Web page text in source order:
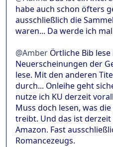
habe auch schon öfters
ausschließlich die
waren... Da werde ich
@Amber Örtliche Bib
Neuerscheinungen der
lese. Mit den anderen
durch... Onleihe geht
nutze ich KU derzeit
Muss doch lesen, was
treibt. Und das ist
Amazon. Fast
Romancezeugs.